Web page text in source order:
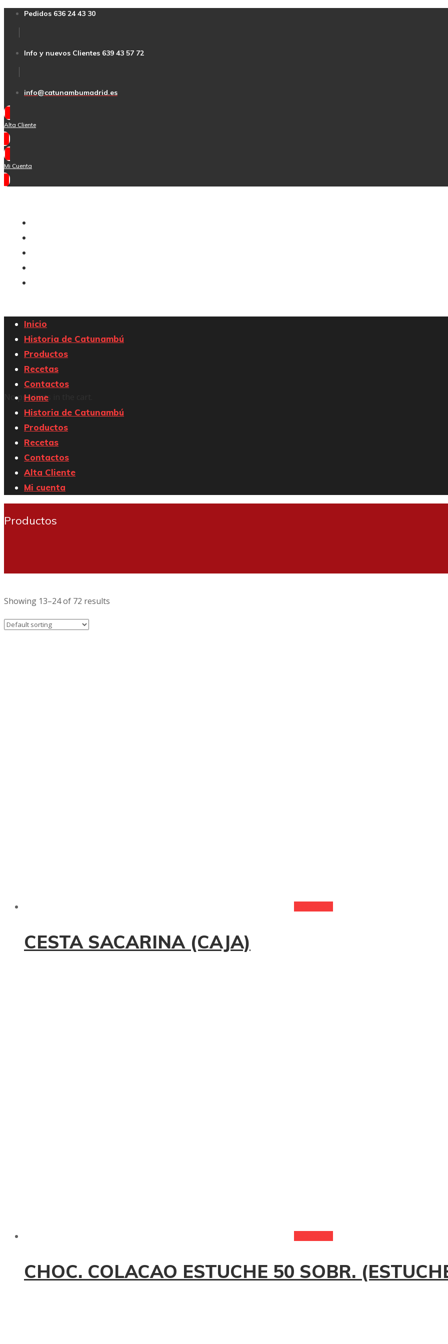
Pedidos 636 24 43 30
Info y nuevos Clientes 639 43 57 72
info@catunambumadrid.es
Alta Cliente
Mi Cuenta
Inicio
Historia de Catunambú
Productos
Recetas
Contactos
No products in the cart.
Home
Historia de Catunambú
Productos
Recetas
Contactos
Alta Cliente
Mi cuenta
Productos
Showing 13–24 of 72 results
CESTA SACARINA (CAJA)
CHOC. COLACAO ESTUCHE 50 SOBR.